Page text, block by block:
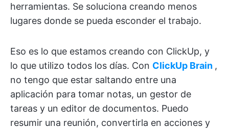
herramientas. Se soluciona creando menos
lugares donde se pueda esconder el trabajo.
Eso es lo que estamos creando con ClickUp, y
lo que utilizo todos los días. Con ClickUp Brain ,
no tengo que estar saltando entre una
aplicación para tomar notas, un gestor de
tareas y un editor de documentos. Puedo
resumir una reunión, convertirla en acciones y